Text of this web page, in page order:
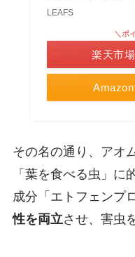
LEAFS
＼ポ
楽天市
その名の通り、アオ
「葉を食べる虫」に
成分「エトフェンプ
性を両立させ、害虫